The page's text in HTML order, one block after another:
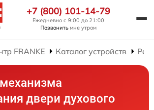
+7 (800) 101-14-79
Ежедневно с 9:00 до 21:00
Позвонить мне утром
FRANKE Каталог устройств
двери духового